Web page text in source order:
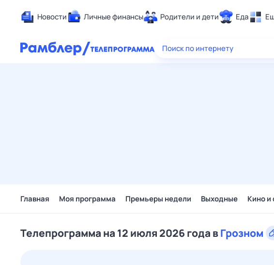
Новости Личные финансы Родители и дети Еда
Здоровье
Поиск по интернету
Главная Моя программа Премьеры недели Выходные Кино и
Телепрограмма на 12 июля 2026 года вГрозном